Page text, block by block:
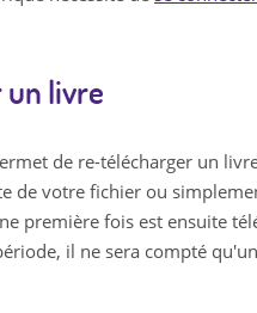
livre
de re-télécharger un
de votre fichier ou
première fois est ensuite
il ne sera compté